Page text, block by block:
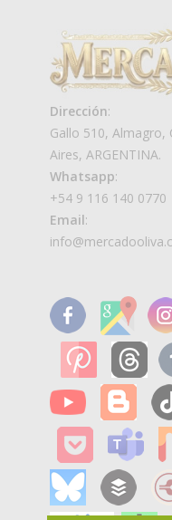
Dirección:
Gallo 510, Almagro,
Aires, ARGENTINA.
Whatsapp:
+54 9 116 140 0770
Email: